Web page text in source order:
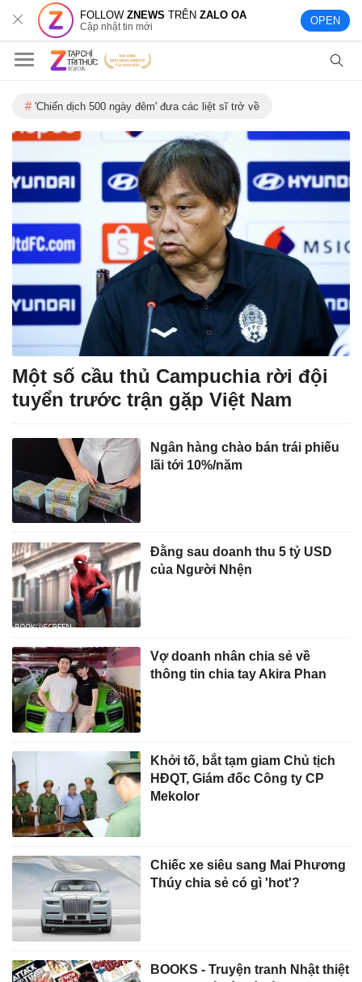
FOLLOWZNEWS TRÊNZALO OA
Cập nhật tin mới OPEN
'Chiến dịch 500 ngày đêm' đưa các liệt sĩ trở về
Một số cầu thủ Campuchia rời đội
tuyển trước trận gặp Việt Nam
Ngân hàng chào bán trái phiếu
lãi tới 10%/năm
Đằng sau doanh thu 5 tỷ USD
của Người Nhện
Vợ doanh nhân chia sẻ về
thông tin chia tay Akira Phan
Khởi tố, bắt tạm giam Chủ tịch
HĐQT, Giám đốc Công ty CP
Mekolor
Chiếc xe siêu sang Mai Phương
Thúy chia sẻ có gì 'hot'?
BOOKS - Truyện tranh Nhật thiệt